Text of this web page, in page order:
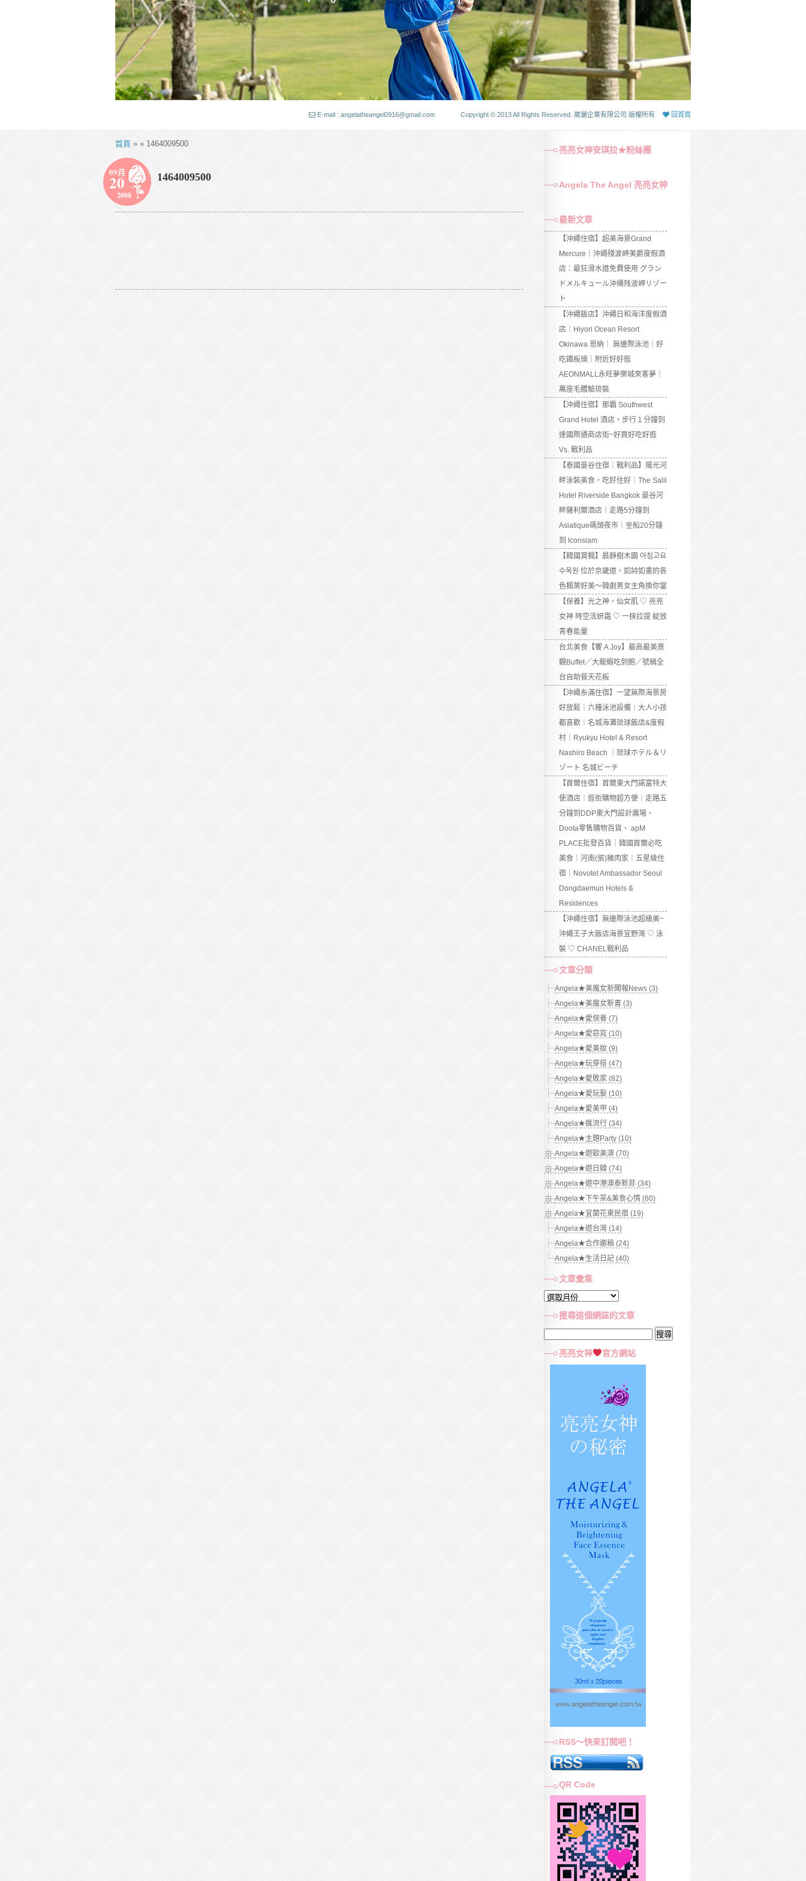
E-mail : angelatheangel0916@gmail.com Copyright © 2013 All Rights Reserved. 崴儷企業有限公司 版權所有 回首頁
首頁 » » 1464009500
09月
20
2008
1464009500
亮亮女神安琪拉★粉絲團
Angela The Angel 亮亮女神
最新文章
【沖繩住宿】超美海景Grand
Mercure｜沖繩殘波岬美爵度假酒
店：最狂滑水道免費使用 グラン
ドメルキュール沖縄残波岬リゾー
ト
【沖繩飯店】沖繩日和海洋度假酒
店｜Hiyori Ocean Resort
Okinawa 恩納｜ 無邊際泳池｜好
吃鐵板燒｜附近好好逛
AEONMALL永旺夢樂城來客夢｜
萬座毛體驗琉裝
【沖繩住宿】那霸 Southwest
Grand Hotel 酒店，步行１分鐘到
達國際通商店街~好買好吃好逛
Vs. 戰利品
【泰國曼谷住宿｜戰利品】陽光河
畔泳裝美食，吃好住好｜The Salil
Hotel Riverside Bangkok 曼谷河
畔薩利爾酒店｜走路5分鐘到
Asiatique碼頭夜市｜坐船20分鐘
到 Iconsiam
【韓國賞楓】晨靜樹木園 아침고요
수목원 位於京畿道，如詩如畫的各
色楓葉好美～韓劇男女主角換你當
【保養】光之神，仙女肌 ♡ 亮亮
女神 時空活妍霜 ♡ 一抹拉提 綻放
青春能量
台北美食【饗 A Joy】最高最美景
觀Buffet／大龍蝦吃到飽／號稱全
台自助餐天花板
【沖繩糸滿住宿】一望無際海景房
好放鬆｜六種泳池設備｜大人小孩
都喜歡｜名城海灘琉球飯店&度假
村｜Ryukyu Hotel & Resort
Nashiro Beach ｜琉球ホテル＆リ
ゾート 名城ビーチ
【首爾住宿】首爾東大門諾富特大
使酒店｜逛街購物超方便｜走路五
分鐘到DDP東大門設計廣場、
Doota零售購物百貨、 apM
PLACE批發百貨｜韓國首爾必吃
美食｜河南(張)豬肉家｜五星級住
宿｜Novotel Ambassador Seoul
Dongdaemun Hotels &
Residences
【沖繩住宿】無邊際泳池超級美~
沖繩王子大飯店海景宜野灣 ♡ 泳
裝 ♡ CHANEL戰利品
文章分類
Angela★美魔女新聞報News (3)
Angela★美魔女新書 (3)
Angela★愛保養 (7)
Angela★愛窈窕 (10)
Angela★愛美妝 (9)
Angela★玩穿搭 (47)
Angela★愛敗家 (82)
Angela★愛玩髮 (10)
Angela★愛美甲 (4)
Angela★瘋流行 (34)
Angela★主題Party (10)
Angela★遊歐美澳 (70)
Angela★遊日韓 (74)
Angela★遊中港澳泰新菲 (34)
Angela★下午茶&美食心情 (60)
Angela★宜蘭花東民宿 (19)
Angela★遊台灣 (14)
Angela★合作邀稿 (24)
Angela★生活日記 (40)
文章彙集
文
彙
集
搜尋這個網誌的文章
關
亮亮女神 官方網站
RSS～快來訂閱吧！
QR Code